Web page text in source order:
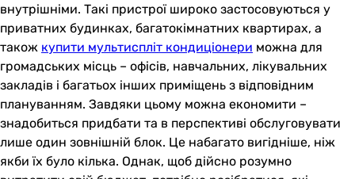
внутрішніми. Такі пристрої широко застосовуються у
приватних будинках, багатокімнатних квартирах, а
також купити мультиспліт кондиціонери можна для
громадських місць – офісів, навчальних, лікувальних
закладів і багатьох інших приміщень з відповідним
плануванням. Завдяки цьому можна економити –
знадобиться придбати та в перспективі обслуговувати
лише один зовнішній блок. Це набагато вигідніше, ніж
якби їх було кілька. Однак, щоб дійсно розумно